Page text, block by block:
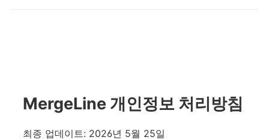
MergeLine 개인정보 처리방침
최종 업데이트: 2026년 5월 25일